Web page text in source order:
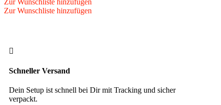
Line
PL-
21
Menge
Zur Wunschliste hinzufügen

Schneller Versand
Dein Setup ist schnell bei Dir mit Tracking und sicher
verpackt.